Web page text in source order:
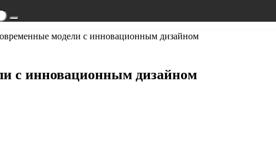
Поиск...
модели с инновационным дизайном
с инновационным дизайном